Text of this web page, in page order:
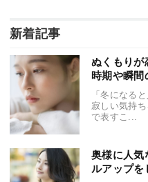
新着記事
ぬくもりが
時期や瞬間
「冬になる
寂しい気持
で表すこ...
奥様に人気
ルアップを